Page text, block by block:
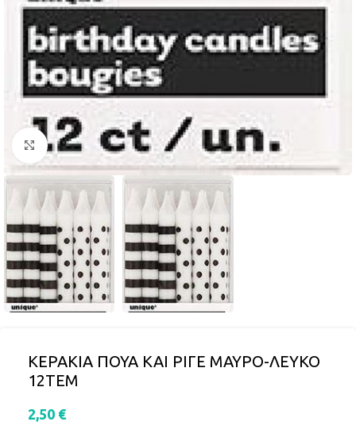
Click to enlarge
ΚΕΡΑΚΙΑ ΠΟΥΑ ΚΑΙ ΡΙΓΕ ΜΑΥΡΟ-ΛΕΥΚΟ
12ΤΕΜ
2,50 €